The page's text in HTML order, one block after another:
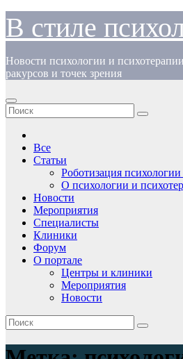
Перейти
содержимому
В стиле
Новости психологии и
ракурсов и точек зрения
Все
Статьи
Роботизация
О психологии и
Новости
Мероприятия
Специалисты
Клиники
Форум
О портале
Центры и клиники
Мероприятия
Новости